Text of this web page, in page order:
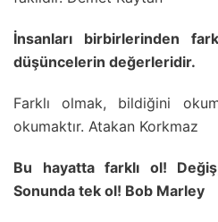
İnsanları birbirlerinden
düşüncelerin değerleridir.
Farklı olmak, bildiğini
okumaktır. Atakan Korkmaz
Bu hayatta farklı ol!
Sonunda tek ol! Bob Marley